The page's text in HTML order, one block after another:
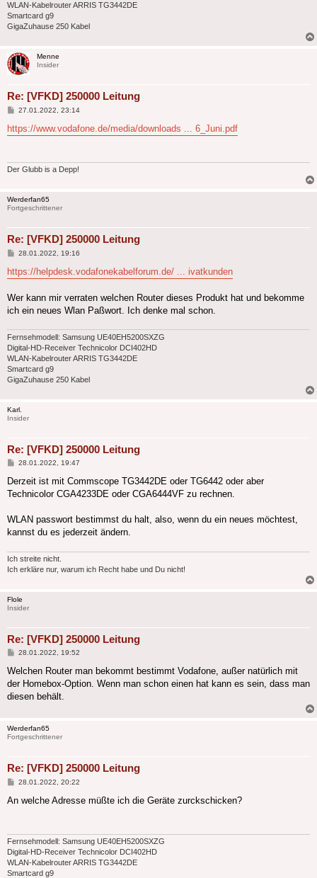
WLAN-Kabelrouter ARRIS TG3442DE
Smartcard g9
GigaZuhause 250 Kabel
Menne
Insider
Re: [VFKD] 250000 Leitung
Beitrag
27.01.2022, 23:14
https://www.vodafone.de/media/downloads ... 6_Juni.pdf
Der Glubb is a Depp!
Werderfan65
Fortgeschrittener
Re: [VFKD] 250000 Leitung
Beitrag
28.01.2022, 19:16
https://helpdesk.vodafonekabelforum.de/ ... ivatkunden
Wer kann mir verraten welchen Router dieses Produkt hat und bekomme
ich ein neues Wlan Paßwort. Ich denke mal schon.
Fernsehmodell: Samsung UE40EH5200SXZG
Digital-HD-Receiver Technicolor DCI402HD
WLAN-Kabelrouter ARRIS TG3442DE
Smartcard g9
GigaZuhause 250 Kabel
Karl.
Insider
Re: [VFKD] 250000 Leitung
Beitrag
28.01.2022, 19:47
Derzeit ist mit Commscope TG3442DE oder TG6442 oder aber
Technicolor CGA4233DE oder CGA6444VF zu rechnen.
WLAN passwort bestimmst du halt, also, wenn du ein neues möchtest,
kannst du es jederzeit ändern.
Ich streite nicht.
Ich erkläre nur, warum ich Recht habe und Du nicht!
Flole
Insider
Re: [VFKD] 250000 Leitung
Beitrag
28.01.2022, 19:52
Welchen Router man bekommt bestimmt Vodafone, außer natürlich mit
der Homebox-Option. Wenn man schon einen hat kann es sein, dass man
diesen behält.
Werderfan65
Fortgeschrittener
Re: [VFKD] 250000 Leitung
Beitrag
28.01.2022, 20:22
An welche Adresse müßte ich die Geräte zurckschicken?
Fernsehmodell: Samsung UE40EH5200SXZG
Digital-HD-Receiver Technicolor DCI402HD
WLAN-Kabelrouter ARRIS TG3442DE
Smartcard g9